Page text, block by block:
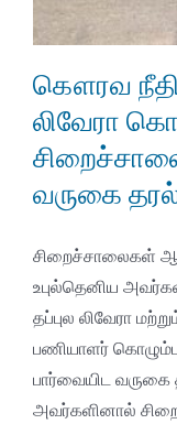
கௌரவ
லிவேரா
வருகை
சிறைச்சாலைகள்
உபுல்தெனிய
தப்புல லிவேரா
பணியாளர்
பார்வையிட வருகை
அவர்களினால்